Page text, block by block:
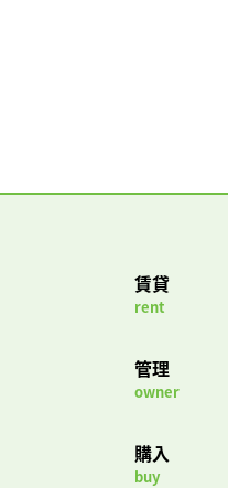
賃貸
rent
管理
owner
購入
buy